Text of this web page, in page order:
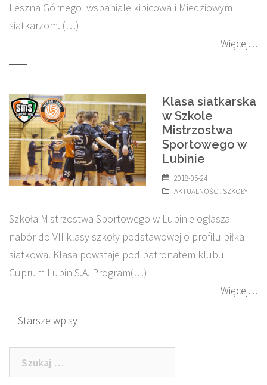
Leszna Górnego wspaniale kibicowali Miedziowym
siatkarzom. (…)
Więcej…
Klasa siatkarska
w Szkole
Mistrzostwa
Sportowego w
Lubinie
2018-05-24
AKTUALNOŚCI, SZKOŁY
Szkoła Mistrzostwa Sportowego w Lubinie ogłasza
nabór do VII klasy szkoły podstawowej o profilu piłka
siatkowa. Klasa powstaje pod patronatem klubu
Cuprum Lubin S.A. Program(…)
Więcej…
Nawigacja
po
wpisach
Starsze wpisy
Szukaj: